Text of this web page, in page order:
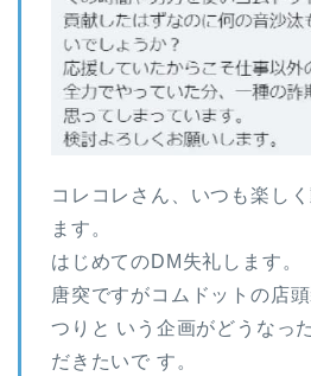
コレコレさん、いつも楽し
ます。
はじめてのDM失礼します。
唐突ですがコムドットの店
つりと いう企画がどうなっ
だきたいで す。